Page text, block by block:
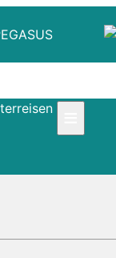
- 505 18 01